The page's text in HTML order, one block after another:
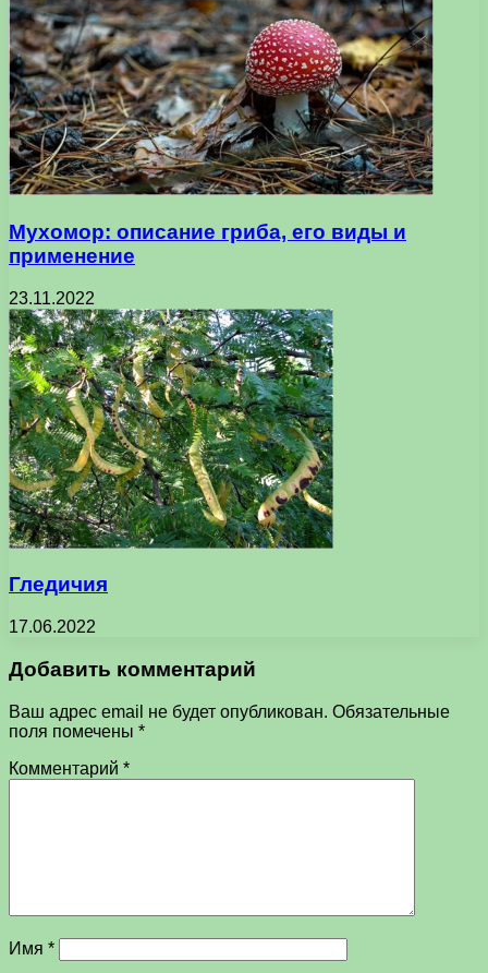
Мухомор: описание гриба, его виды и
применение
23.11.2022
Гледичия
17.06.2022
Добавить комментарий
Ваш адрес email не будет опубликован. Обязательные
поля помечены *
Комментарий *
Имя *